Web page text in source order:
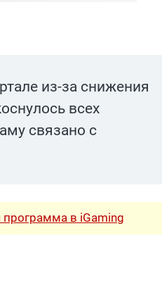
из-за снижения
всех
связано с
программа в iGaming